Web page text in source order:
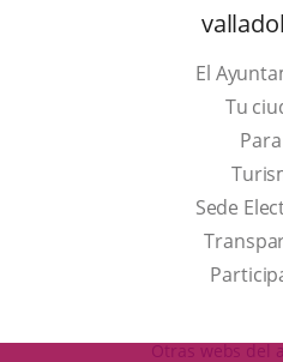
El
Tu
Sede
Otras webs del